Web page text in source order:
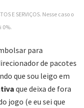
E SERVIÇOS. Nesse caso o
0%.
para
de pacotes
que sou leigo em
que deixa de fora
jogo (e eu sei que